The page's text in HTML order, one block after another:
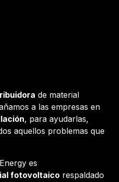
de material
a las empresas en
, para ayudarlas,
aquellos problemas que
es
fotovoltaico respaldado